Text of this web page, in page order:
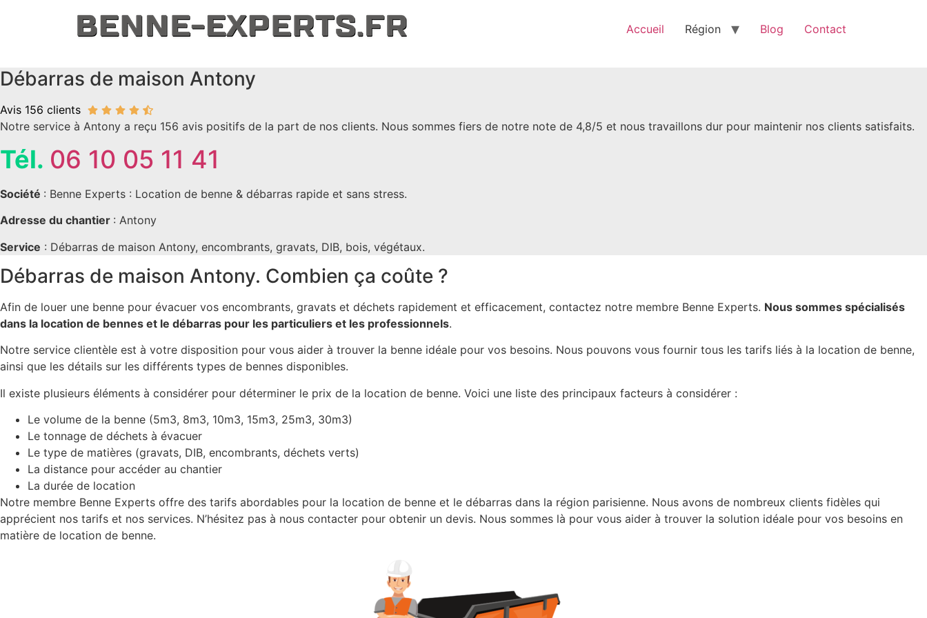
Accueil Région Blog Contact
Débarras de maison Antony
Avis 156 clients
Notre service à Antony a reçu 156 avis positifs de la part de nos clients. Nous sommes fiers de notre note de 4,8/5 et nous travaillons dur pour maintenir nos clients satisfaits.
Tél. 06 10 05 11 41
Société : Benne Experts : Location de benne & débarras rapide et sans stress.
Adresse du chantier : Antony
Service : Débarras de maison Antony, encombrants, gravats, DIB, bois, végétaux.
Débarras de maison Antony. Combien ça coûte ?
Afin de louer une benne pour évacuer vos encombrants, gravats et déchets rapidement et efficacement, contactez notre membre Benne Experts. Nous sommes spécialisés
dans la location de bennes et le débarras pour les particuliers et les professionnels.
Notre service clientèle est à votre disposition pour vous aider à trouver la benne idéale pour vos besoins. Nous pouvons vous fournir tous les tarifs liés à la location de benne,
ainsi que les détails sur les différents types de bennes disponibles.
Il existe plusieurs éléments à considérer pour déterminer le prix de la location de benne. Voici une liste des principaux facteurs à considérer :
Le volume de la benne (5m3, 8m3, 10m3, 15m3, 25m3, 30m3)
Le tonnage de déchets à évacuer
Le type de matières (gravats, DIB, encombrants, déchets verts)
La distance pour accéder au chantier
La durée de location
Notre membre Benne Experts offre des tarifs abordables pour la location de benne et le débarras dans la région parisienne. Nous avons de nombreux clients fidèles qui
apprécient nos tarifs et nos services. N’hésitez pas à nous contacter pour obtenir un devis. Nous sommes là pour vous aider à trouver la solution idéale pour vos besoins en
matière de location de benne.